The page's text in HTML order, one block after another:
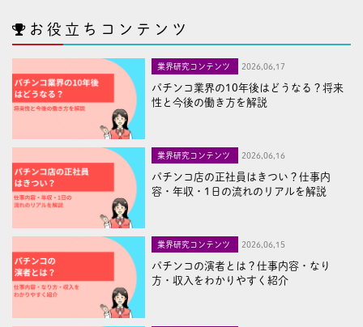
お役立ちコンテンツ
業界研究コンテンツ 2026,06,17
パチンコ業界の10年後はどうなる？将来
性と今後の働き方を解説
業界研究コンテンツ 2026,06,16
パチンコ店の正社員はきつい？仕事内
容・年収・1日の流れのリアルを解説
業界研究コンテンツ 2026,06,15
パチンコの演者とは？仕事内容・なり
方・収入をわかりやすく紹介